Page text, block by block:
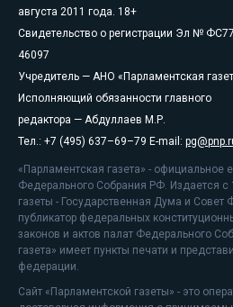
августа 2011 года. 18+
Свидетельство о регистрации Эл №
46097
Учредитель — АНО «Парламентская
Исполняющий обязанности главного
редактора — Абдуллаев М.Р.
Тел.: +7 (495) 637–69–79 E-mail:
«Парламентская газета» - официальное
Федерального Собрания РФ. Издается с
газеты - Государственная Дума и
публикатор федеральных
законов и актов палат Федерального
газета» имеет пункты печати и
федерации.
Сайт «Парламентской газеты» - это